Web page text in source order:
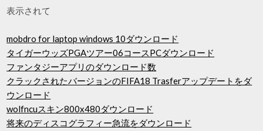
表示されて
mobdro for laptop windows 10ダウンロード
タイガーウッズPGAツアー06コースPCダウンロード
ファンタジーアプリのダウンロード数
クラックされたバージョンのFIFA18 Trasferアップデートをダ
ウンロード
wolfncuスキン800x480ダウンロード
将来のディスコグラフィー急流をダウンロード